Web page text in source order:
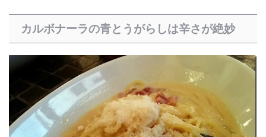
カルボナーラの青とうがらしは辛さが絶妙